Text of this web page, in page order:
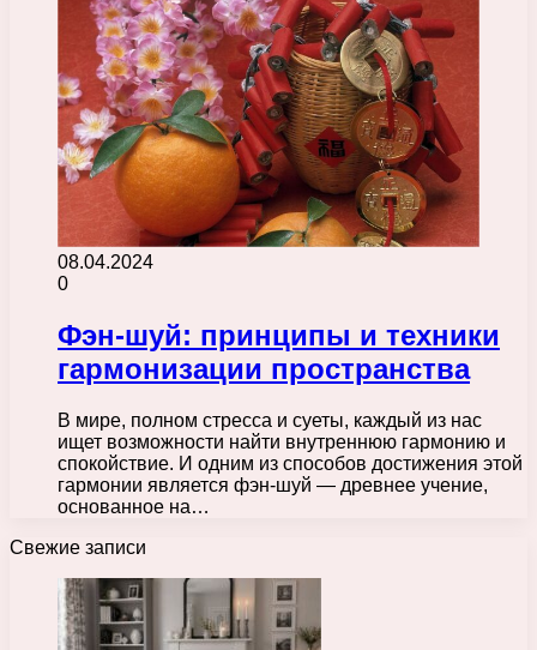
08.04.2024
0
Фэн-шуй: принципы и техники
гармонизации пространства
В мире, полном стресса и суеты, каждый из нас
ищет возможности найти внутреннюю гармонию и
спокойствие. И одним из способов достижения этой
гармонии является фэн-шуй — древнее учение,
основанное на…
Свежие записи